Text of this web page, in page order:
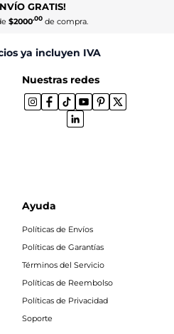
GRATIS!
$2000.00de compra.
ya incluyen IVA
Nuestras redes
Ayuda
Políticas de Envíos
Políticas de Garantías
Términos del Servicio
Políticas de Reembolso
Políticas de Privacidad
Soporte